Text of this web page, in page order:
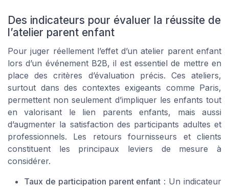
Des indicateurs pour évaluer la réussite de
l’atelier parent enfant
Pour juger réellement l’effet d’un atelier parent enfant
lors d’un événement B2B, il est essentiel de mettre en
place des critères d’évaluation précis. Ces ateliers,
surtout dans des contextes exigeants comme Paris,
permettent non seulement d’impliquer les enfants tout
en valorisant le lien parents enfants, mais aussi
d’augmenter la satisfaction des participants adultes et
professionnels. Les retours fournisseurs et clients
constituent les principaux leviers de mesure à
considérer.
Taux de participation parent enfant : Un indicateur